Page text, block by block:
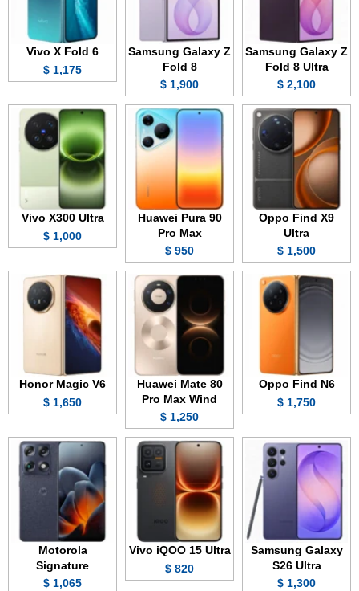
Samsung Galaxy Z
Fold 8 Ultra
2,100 $
Samsung Galaxy Z
Fold 8
1,900 $
Vivo X Fold 6
1,175 $
Oppo Find X9
Ultra
1,500 $
Huawei Pura 90
Pro Max
950 $
Vivo X300 Ultra
1,000 $
Oppo Find N6
1,750 $
Huawei Mate 80
Pro Max Wind
1,250 $
Honor Magic V6
1,650 $
Samsung Galaxy
S26 Ultra
1,300 $
Vivo iQOO 15 Ultra
820 $
Motorola
Signature
1,065 $